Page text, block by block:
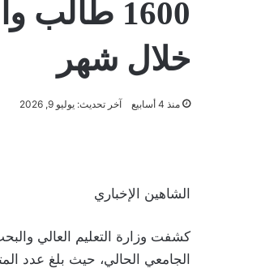
1600
خلال شهر
منذ 4 أسابيع آخر تحديث: يوليو 9, 2026
الشاهين الإخباري
كشفت وزارة التعليم العالي
الجامعي الحالي، حيث بلغ عدد